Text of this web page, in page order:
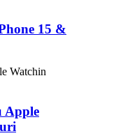
15 &
Apple